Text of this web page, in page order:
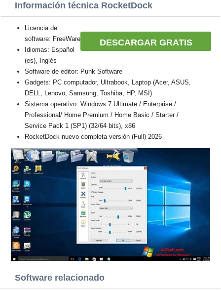
Información técnica RocketDock
DESCARGAR GRATIS
Licencia de
software: FreeWare
Idiomas: Español
(es), Inglés
Software de editor: Punk Software
Gadgets: PC computador, Ultrabook, Laptop (Acer, ASUS,
DELL, Lenovo, Samsung, Toshiba, HP, MSI)
Sistema operativo: Windows 7 Ultimate / Enterprise /
Professional/ Home Premium / Home Basic / Starter /
Service Pack 1 (SP1) (32/64 bits), x86
RocketDock nuevo completa versión (Full) 2026
Software relacionado